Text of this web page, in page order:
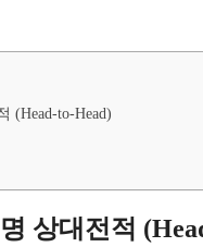
(Head-to-Head)
상대전적